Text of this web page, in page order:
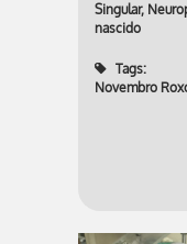
Singular,
nascido
Tags:
Novembro